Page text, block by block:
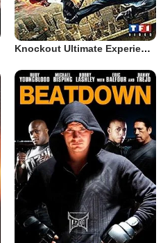
Knockout Ultimate Experience